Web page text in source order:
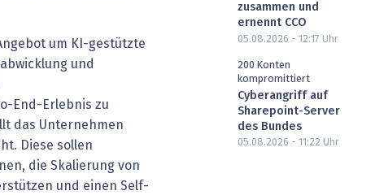
um KI-gestützte
und
End-Erlebnis zu
das Unternehmen
Diese sollen
die Skalierung von
und einen Self-
zusammen und
ernennt CCO
05.08.2026 - 12:17 Uhr
200 Konten
kompromittiert
Cyberangriff auf
Sharepoint-Server
des Bundes
05.08.2026 - 11:22 Uhr